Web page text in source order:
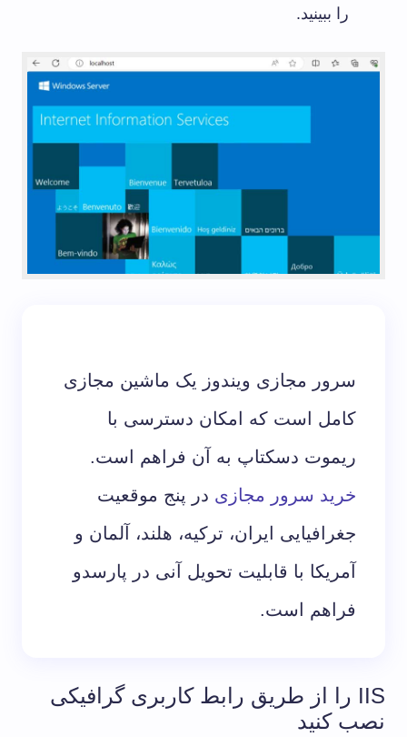
را ببینید.
سرور مجازی ویندوز یک ماشین مجازی
کامل است که امکان دسترسی با
ریموت دسکتاپ به آن فراهم است.
خرید سرور مجازی در پنج موقعیت
جغرافیایی ایران، ترکیه، هلند، آلمان و
آمریکا با قابلیت تحویل آنی در پارسدو
فراهم است.
IIS را از طریق رابط کاربری گرافیکی
نصب کنید